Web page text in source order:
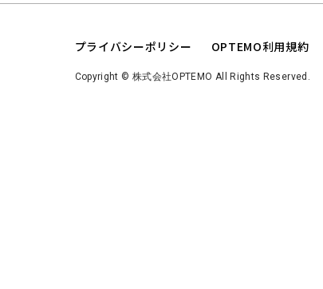
プライバシーポリシー OPTEMO利用規約
Copyright © 株式会社OPTEMO All Rights Reserved.